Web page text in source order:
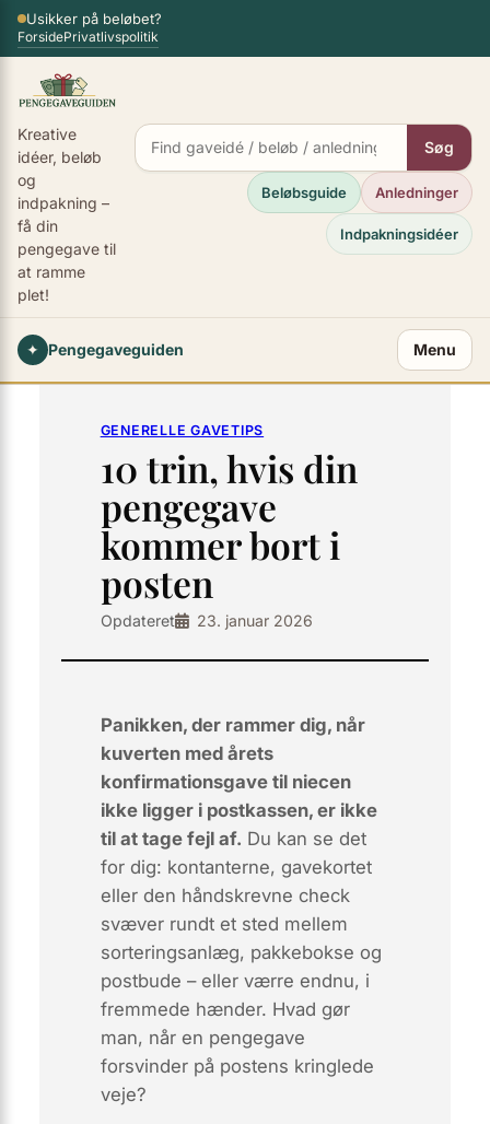
Spring
indhold
Usikker på beløbet?
ForsidePrivatlivspolitik
Kreative
idéer, beløb
og
indpakning –
få din
pengegave til
at ramme
plet!
Søg
Beløbsguide Anledninger
Indpakningsidéer
✦ Pengegaveguiden Menu
GENERELLE GAVETIPS
10 trin, hvis din
pengegave
kommer bort i
posten
Opdateret 23. januar 2026
Panikken, der rammer dig, når
kuverten med årets
konfirmationsgave til niecen
ikke ligger i postkassen, er ikke
til at tage fejl af. Du kan se det
for dig: kontanterne, gavekortet
eller den håndskrevne check
svæver rundt et sted mellem
sorteringsanlæg, pakkebokse og
postbude – eller værre endnu, i
fremmede hænder. Hvad gør
man, når en pengegave
forsvinder på postens kringlede
veje?